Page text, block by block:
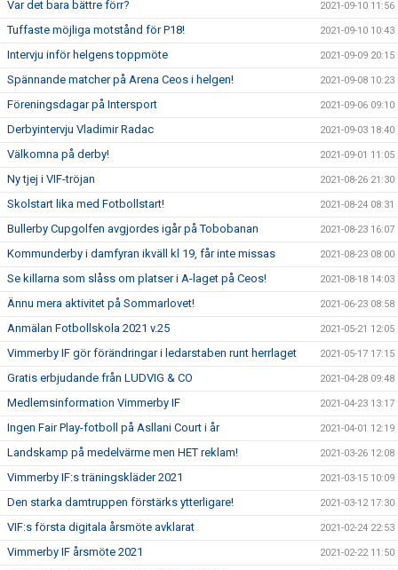
Var det bara bättre förr? 2021-09-10 11:56
Tuffaste möjliga motstånd för P18! 2021-09-10 10:43
Intervju inför helgens toppmöte 2021-09-09 20:15
Spännande matcher på Arena Ceos i helgen! 2021-09-08 10:23
Föreningsdagar på Intersport 2021-09-06 09:10
Derbyintervju Vladimir Radac 2021-09-03 18:40
Välkomna på derby! 2021-09-01 11:05
Ny tjej i VIF-tröjan 2021-08-26 21:30
Skolstart lika med Fotbollstart! 2021-08-24 08:31
Bullerby Cupgolfen avgjordes igår på Tobobanan 2021-08-23 16:07
Kommunderby i damfyran ikväll kl 19, får inte missas 2021-08-23 08:00
Se killarna som slåss om platser i A-laget på Ceos! 2021-08-18 14:03
Ännu mera aktivitet på Sommarlovet! 2021-06-23 08:58
Anmälan Fotbollskola 2021 v.25 2021-05-21 12:05
Vimmerby IF gör förändringar i ledarstaben runt herrlaget 2021-05-17 17:15
Gratis erbjudande från LUDVIG & CO 2021-04-28 09:48
Medlemsinformation Vimmerby IF 2021-04-23 13:17
Ingen Fair Play-fotboll på Asllani Court i år 2021-04-01 12:19
Landskamp på medelvärme men HET reklam! 2021-03-26 12:08
Vimmerby IF:s träningskläder 2021 2021-03-15 10:09
Den starka damtruppen förstärks ytterligare! 2021-03-12 17:30
VIF:s första digitala årsmöte avklarat 2021-02-24 22:53
Vimmerby IF årsmöte 2021 2021-02-22 11:50